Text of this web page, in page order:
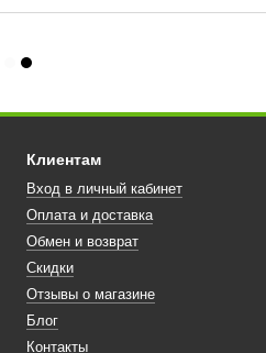
Клиентам
Вход в личный кабинет
Оплата и доставка
Обмен и возврат
Скидки
Отзывы о магазине
Блог
Контакты